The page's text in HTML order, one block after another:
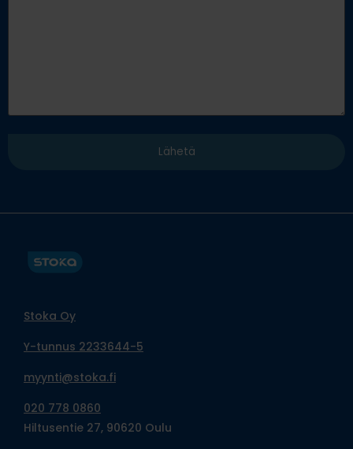
Stoka Oy
Y-tunnus 2233644-5
myynti@stoka.fi
020 778 0860
Hiltusentie 27, 90620 Oulu